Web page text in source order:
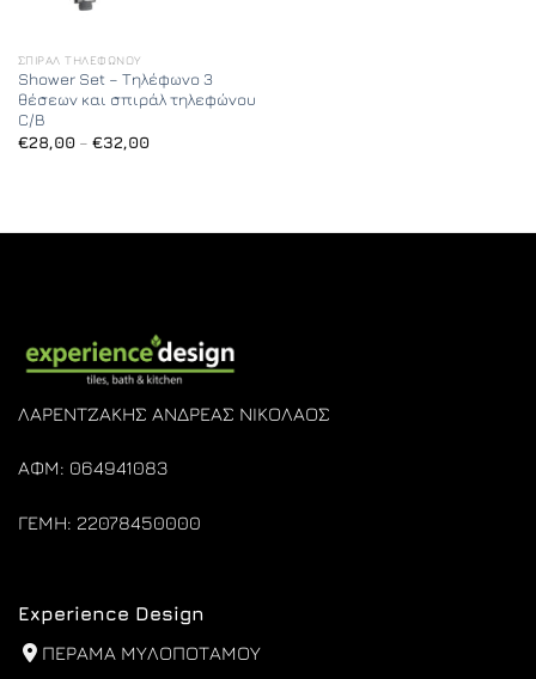
ΣΠΙΡΆΛ ΤΗΛΕΦΏΝΟΥ
Shower Set – Τηλέφωνο 3
θέσεων και σπιράλ τηλεφώνου
C/B
€28,00 – €32,00Price
ΛΑΡΕΝΤΖΑΚΗΣ ΑΝΔΡΕΑΣ ΝΙΚΟΛΑΟΣ
ΑΦΜ: 064941083
ΓΕΜΗ: 22078450000
Experience Design
ΠΕΡΑΜΑ ΜΥΛΟΠΟΤΑΜΟΥ